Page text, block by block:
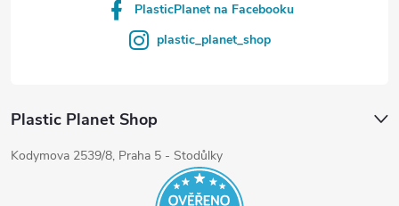
PlasticPlanet na Facebooku
plastic_planet_shop
Plastic Planet Shop
Kodymova 2539/8, Praha 5 - Stodůlky